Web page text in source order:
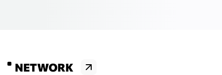
NETWORK